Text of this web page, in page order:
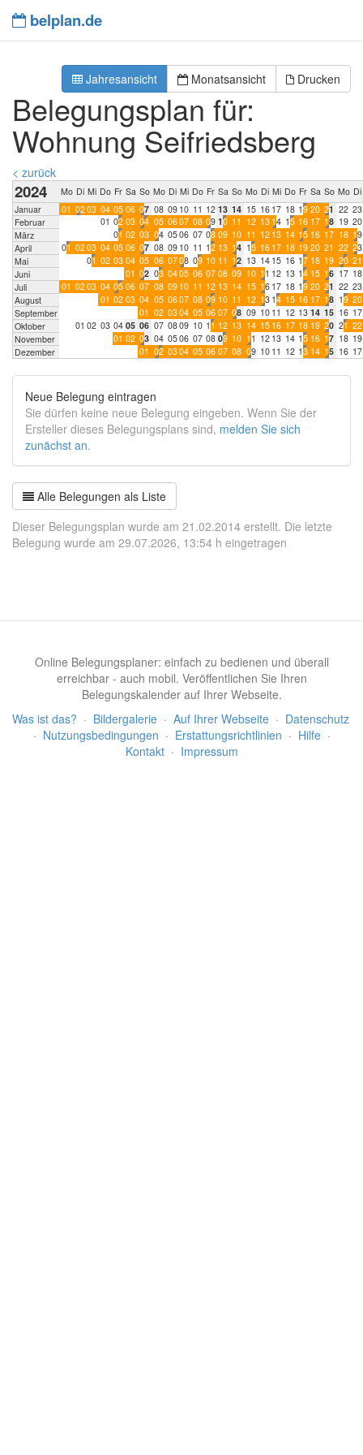
belplan.de
Jahresansicht Monatsansicht Drucken
Belegungsplan für:
Wohnung Seifriedsberg
< zurück
2024 Mo Di Mi Do Fr Sa So Mo Di Mi Do Fr Sa So Mo Di Mi Do Fr Sa So Mo Di
Januar
01 0203 04 05 06 07 08 09 10 1 1 12 13 14 15 16 17 18 19 20 21 22 23
Februar
01 02 03 04 05 0607 08 09 10 1 1 12 13 14 15 16 17 18 19 20
März
01 02 03 04 0506 07 08 09 10 1 1 12 13 14 15 16 17 18 19
April
01 0203 04 05 06 07 08 09 10 1 1 12 13 14 15 16 17 18 19 20 21 22 23
Mai
01 02 03 04 05 06 0708 09 10 1 1 12 13 14 15 16 17 18 19 20 21
Juni
01 02 03 0405 06 07 08 09 10 11 12 13 14 15 16 17 18
Juli
01 0203 04 05 06 07 08 09 10 1 1 12 13 14 15 16 17 18 19 20 21 22 23
August
01 02 03 04 05 0607 08 09 10 1 1 12 13 14 15 16 17 18 19 20
September
01 02 0304 05 06 07 08 09 10 1 1 12 13 14 15 16 17
Oktober
01 02 03 04 05 06 07 0809 10 11 12 13 14 15 16 17 18 19 20 21 22
November
01 02 03 04 0506 07 08 09 10 11 12 13 14 15 16 17 18 19
Dezember
01 02 0304 05 06 07 08 09 10 1 1 12 13 14 15 16 17
Neue Belegung eintragen
Sie dürfen keine neue Belegung eingeben. Wenn Sie der
Ersteller dieses Belegungsplans sind, melden Sie sich
zunächst an.
Alle Belegungen als Liste
Dieser Belegungsplan wurde am 21.02.2014 erstellt. Die letzte
Belegung wurde am 29.07.2026, 13:54 h eingetragen
Online Belegungsplaner: einfach zu bedienen und überall
erreichbar - auch mobil. Veröffentlichen Sie Ihren
Belegungskalender auf Ihrer Webseite.
Was ist das? · Bildergalerie · Auf Ihrer Webseite · Datenschutz
· Nutzungsbedingungen · Erstattungsrichtlinien · Hilfe ·
Kontakt · Impressum